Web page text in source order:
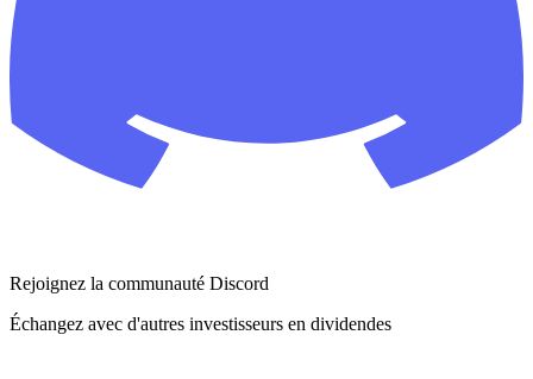
Rejoignez la communauté Discord
Échangez avec d'autres investisseurs en dividendes